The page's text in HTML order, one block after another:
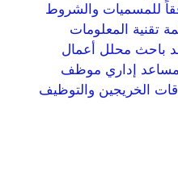
للمسميات والشروط
تقنية المعلومات
باحث محلل أعمال
إداري موظف
الخريجين والتوظيف